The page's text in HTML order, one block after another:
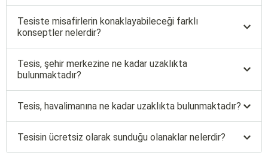
Tesiste misafirlerin konaklayabileceği farklı
konseptler nelerdir?
Tesis, şehir merkezine ne kadar uzaklıkta
bulunmaktadır?
Tesis, havalimanına ne kadar uzaklıkta bulunmaktadır?
Tesisin ücretsiz olarak sunduğu olanaklar nelerdir?